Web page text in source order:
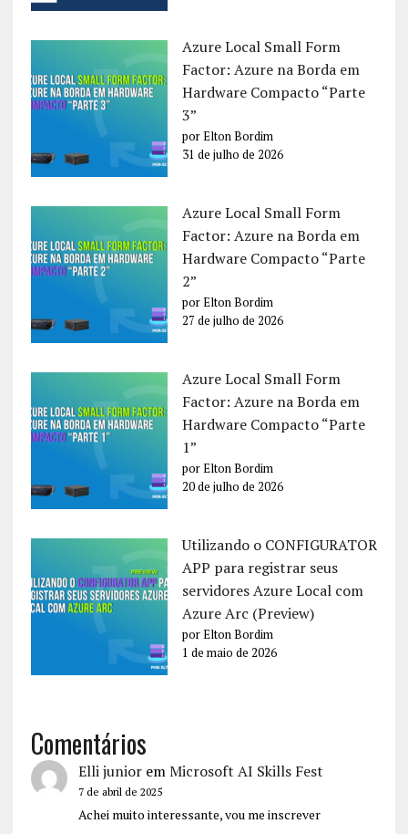
Azure Local Small Form
Factor: Azure na Borda em
Hardware Compacto “Parte
3”
por Elton Bordim
31 de julho de 2026
Azure Local Small Form
Factor: Azure na Borda em
Hardware Compacto “Parte
2”
por Elton Bordim
27 de julho de 2026
Azure Local Small Form
Factor: Azure na Borda em
Hardware Compacto “Parte
1”
por Elton Bordim
20 de julho de 2026
Utilizando o CONFIGURATOR
APP para registrar seus
servidores Azure Local com
Azure Arc (Preview)
por Elton Bordim
1 de maio de 2026
Comentários
Elli junioremMicrosoft AI Skills Fest
7 de abril de 2025
Achei muito interessante, vou me inscrever